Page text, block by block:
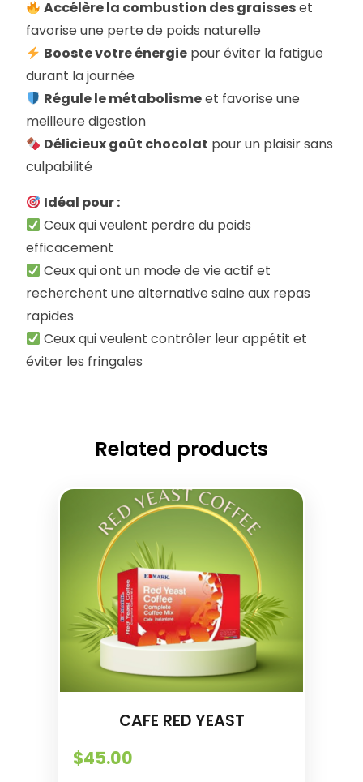
Accélère la combustion des graisseset
favorise une perte de poids naturelle
Booste votre énergie pour éviter la fatigue
durant la journée
Régule le métabolismeet favorise une
meilleure digestion
Délicieux goût chocolat pour un plaisir sans
culpabilité
Idéal pour :
Ceux qui veulent perdre du poids
efficacement
Ceux qui ont un mode de vie actif et
recherchent une alternative saine aux repas
rapides
Ceux qui veulent contrôler leur appétit et
éviter les fringales
Related products
CAFE RED YEAST
$45.00